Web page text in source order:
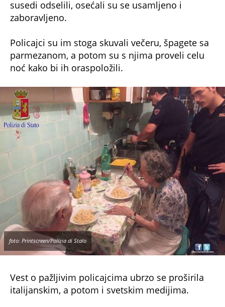
susedi odselili, osećali su se usamljeno i
zaboravljeno.
Policajci su im stoga skuvali večeru, špagete sa
parmezanom, a potom su s njima proveli celu
noć kako bi ih oraspoložili.
foto: Printscreen/Polizia di Stalo
Vest o pažljivim policajcima ubrzo se proširila
italijanskim, a potom i svetskim medijima.